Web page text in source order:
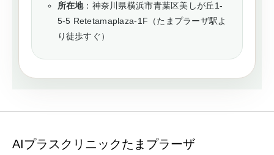
所在地：神奈川県横浜市青葉区美しが丘1-
5-5 Retetamaplaza-1F（たまプラーザ駅よ
り徒歩すぐ）
AIプラスクリニックたまプラーザ